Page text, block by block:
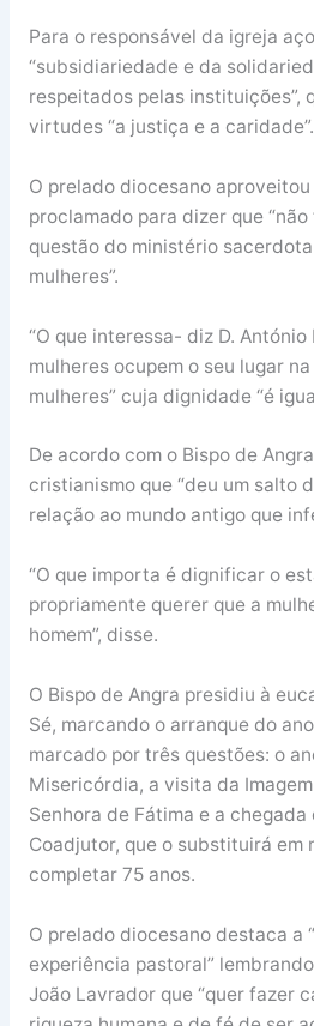
Para o responsável da igreja
“subsidiariedade e da
respeitados pelas instituições”,
virtudes “a justiça e a caridade”.
O prelado diocesano
proclamado para dizer que
questão do ministério
mulheres”.
“O que interessa- diz D. António
mulheres ocupem o seu lugar
mulheres” cuja dignidade “é
De acordo com o Bispo de
cristianismo que “deu um salto
relação ao mundo antigo que
“O que importa é dignificar o
propriamente querer que a
homem”, disse.
O Bispo de Angra presidiu à
Sé, marcando o arranque do
marcado por três questões: o
Misericórdia, a visita da
Senhora de Fátima e a chegada
Coadjutor, que o substituirá em
completar 75 anos.
O prelado diocesano destaca a
experiência pastoral”
João Lavrador que “quer fazer